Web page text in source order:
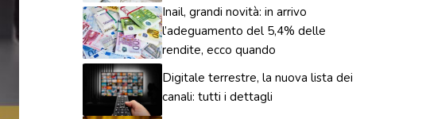
Inail, grandi novità: in arrivo
l’adeguamento del 5,4% delle
rendite, ecco quando
Digitale terrestre, la nuova lista dei
canali: tutti i dettagli